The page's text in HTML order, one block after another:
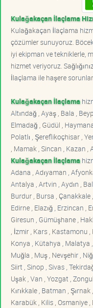
Kulağakaçan İlaçlama
Kulağakaçan İlaçlama
çözümler sunuyoruz.
iyi ekipman ve tekniklerle,
hizmet veriyoruz.
İlaçlama ile haşere
Kulağakaçan İlaçlama
Altındağ , Ayaş , Bala ,
Elmadağ , Güdül ,
Polatlı , Şereflikoçhisar ,
, Mamak , Sincan , Kazan
Kulağakaçan İlaçlama
Adana , Adıyaman ,
Antalya , Artvin , Aydın ,
Burdur , Bursa , Çanakkale ,
Edirne , Elazığ , Erzincan ,
Giresun , Gümüşhane ,
, İzmir , Kars , Kastamonu ,
Konya , Kütahya , Malatya
Muğla , Muş , Nevşehir ,
Siirt , Sinop , Sivas ,
Uşak , Van , Yozgat ,
Kırıkkale , Batman ,
Karabük , Kilis , Osmaniye ,